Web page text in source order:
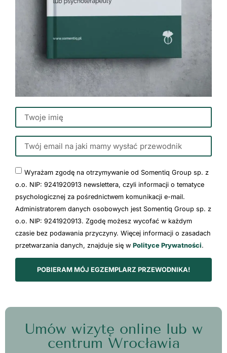
Wyrażam zgodę na otrzymywanie od Somentiq Group sp. z
o.o. NIP: 9241920913 newslettera, czyli informacji o tematyce
psychologicznej za pośrednictwem komunikacji e-mail.
Administratorem danych osobowych jest Somentiq Group sp. z
o.o. NIP: 9241920913. Zgodę możesz wycofać w każdym
czasie bez podawania przyczyny. Więcej informacji o zasadach
przetwarzania danych, znajduje się w Polityce Prywatności.
POBIERAM MÓJ EGZEMPLARZ PRZEWODNIKA!
Umów wizytę online lub w
centrum Wrocławia